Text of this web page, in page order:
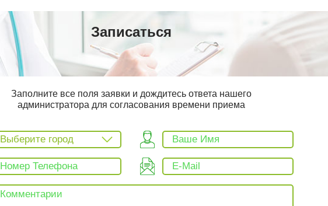
Записаться
Заполните все поля заявки и дождитесь ответа нашего
администратора для согласования времени приема
Выберите город